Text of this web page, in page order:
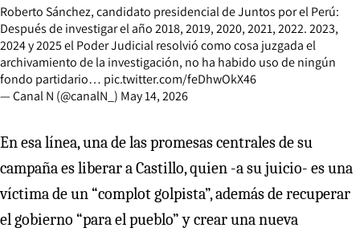
Roberto Sánchez, candidato presidencial de Juntos por el Perú:
Después de investigar el año 2018, 2019, 2020, 2021, 2022. 2023,
2024 y 2025 el Poder Judicial resolvió como cosa juzgada el
archivamiento de la investigación, no ha habido uso de ningún
fondo partidario… pic.twitter.com/feDhwOkX46
— Canal N (@canalN_) May 14, 2026
En esa línea, una de las promesas centrales de su
campaña es liberar a Castillo, quien -a su juicio- es una
víctima de un “complot golpista”, además de recuperar
el gobierno “para el pueblo” y crear una nueva